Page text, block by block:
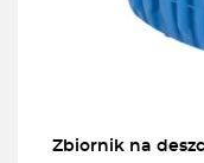
Zbiornik na